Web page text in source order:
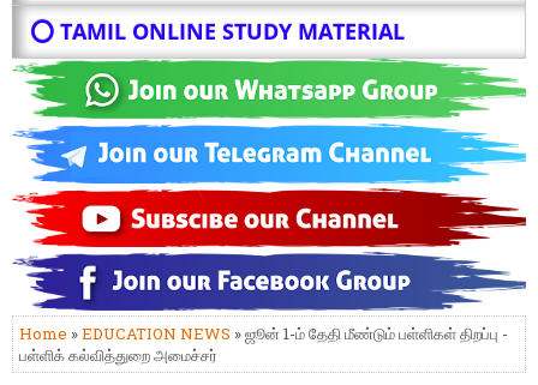
⭕ TAMIL ONLINE STUDY MATERIAL
Home »EDUCATION NEWS » ஜூன் 1-ம் தேதி மீண்டும் பள்ளிகள் திறப்பு -
பள்ளிக் கல்வித்துறை அமைச்சர்